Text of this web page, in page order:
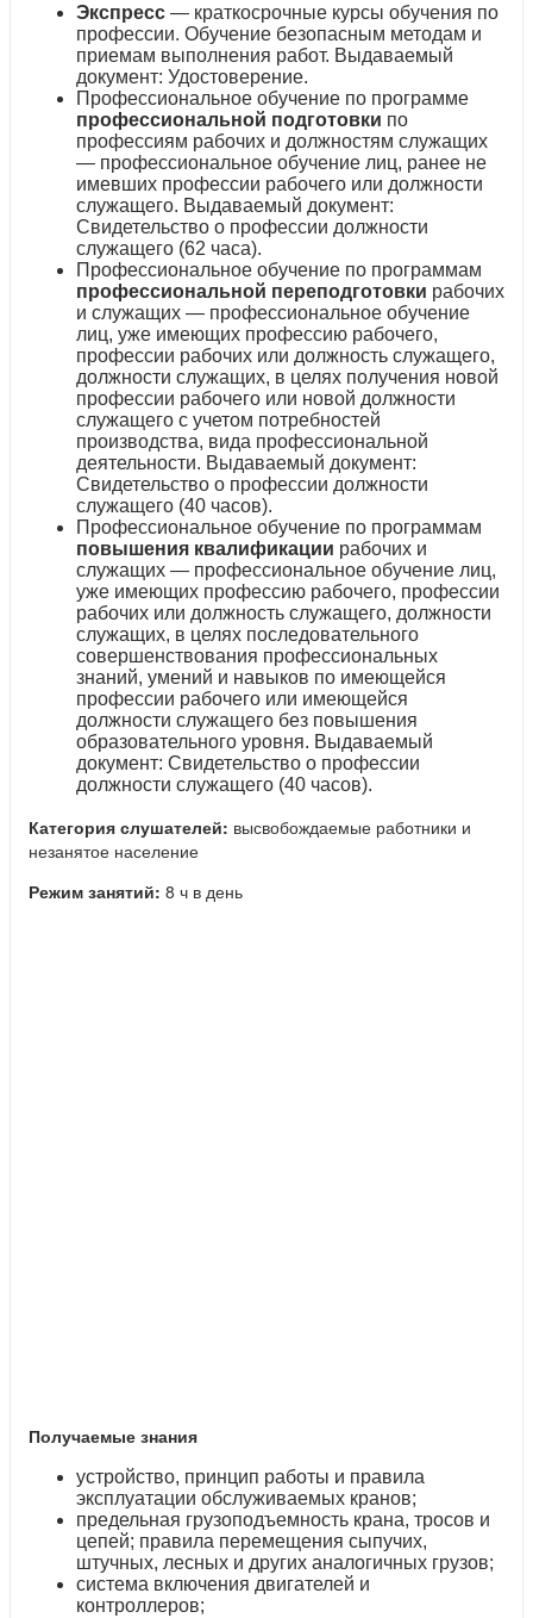
Экспресс — краткосрочные курсы обучения по
профессии. Обучение безопасным методам и
приемам выполнения работ. Выдаваемый
документ: Удостоверение.
Профессиональное обучение по программе
профессиональной подготовки по
профессиям рабочих и должностям служащих
— профессиональное обучение лиц, ранее не
имевших профессии рабочего или должности
служащего. Выдаваемый документ:
Свидетельство о профессии должности
служащего (62 часа).
Профессиональное обучение по программам
профессиональной переподготовки рабочих
и служащих — профессиональное обучение
лиц, уже имеющих профессию рабочего,
профессии рабочих или должность служащего,
должности служащих, в целях получения новой
профессии рабочего или новой должности
служащего с учетом потребностей
производства, вида профессиональной
деятельности. Выдаваемый документ:
Свидетельство о профессии должности
служащего (40 часов).
Профессиональное обучение по программам
повышения квалификации рабочих и
служащих — профессиональное обучение лиц,
уже имеющих профессию рабочего, профессии
рабочих или должность служащего, должности
служащих, в целях последовательного
совершенствования профессиональных
знаний, умений и навыков по имеющейся
профессии рабочего или имеющейся
должности служащего без повышения
образовательного уровня. Выдаваемый
документ: Свидетельство о профессии
должности служащего (40 часов).
Категория слушателей: высвобождаемые работники и
незанятое население
Режим занятий: 8 ч в день
Получаемые знания
устройство, принцип работы и правила
эксплуатации обслуживаемых кранов;
предельная грузоподъемность крана, тросов и
цепей; правила перемещения сыпучих,
штучных, лесных и других аналогичных грузов;
система включения двигателей и
контроллеров;